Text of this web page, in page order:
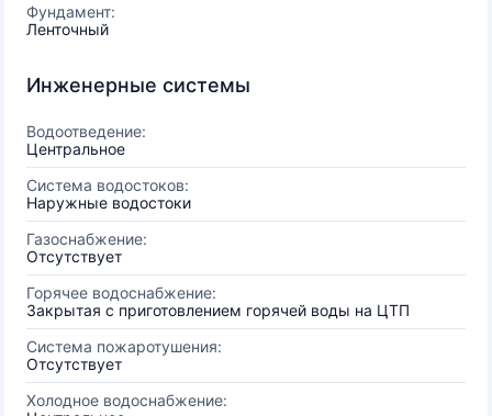
Фундамент:
Ленточный
Инженерные системы
Водоотведение:
Центральное
Система водостоков:
Наружные водостоки
Газоснабжение:
Отсутствует
Горячее водоснабжение:
Закрытая с приготовлением горячей воды на ЦТП
Система пожаротушения:
Отсутствует
Холодное водоснабжение: